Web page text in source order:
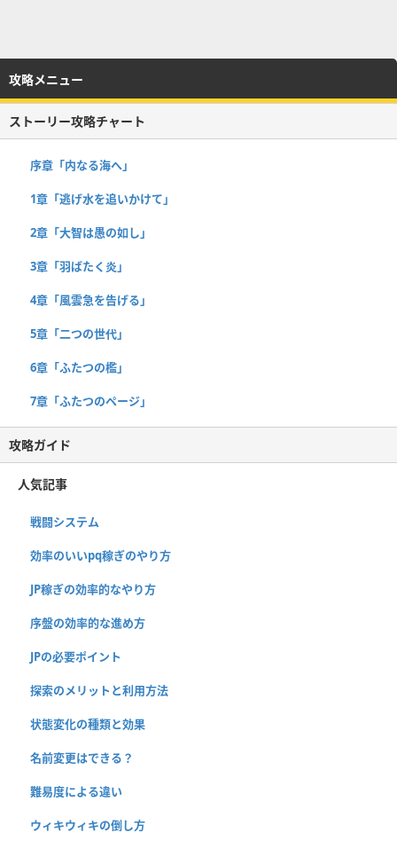
攻略メニュー
ストーリー攻略チャート
序章「内なる海へ」
1章「逃げ水を追いかけて」
2章「大智は愚の如し」
3章「羽ばたく炎」
4章「風雲急を告げる」
5章「二つの世代」
6章「ふたつの檻」
7章「ふたつのページ」
攻略ガイド
人気記事
戦闘システム
効率のいいpq稼ぎのやり方
JP稼ぎの効率的なやり方
序盤の効率的な進め方
JPの必要ポイント
探索のメリットと利用方法
状態変化の種類と効果
名前変更はできる？
難易度による違い
ウィキウィキの倒し方